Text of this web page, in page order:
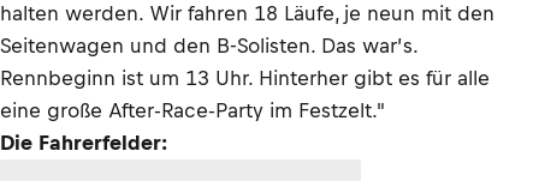
halten werden. Wir fahren 18 Läufe, je neun mit den
Seitenwagen und den B-Solisten. Das war’s.
Rennbeginn ist um 13 Uhr. Hinterher gibt es für alle
eine große After-Race-Party im Festzelt."
Die Fahrerfelder: